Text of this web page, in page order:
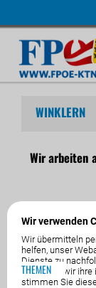
Navigation
Wir verwenden
Wir übermitteln
helfen, unser
Dienste zu
benötigen wir
stimmen Sie
WINKLERN
Wir arbeiten
THEMEN